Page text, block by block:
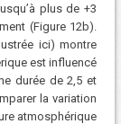
plus de +3
(Figure 12b).
ici) montre
est influencé
durée de 2,5 et
la variation
atmosphérique